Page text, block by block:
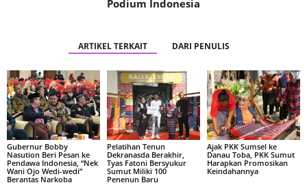
Podium Indonesia
ARTIKEL TERKAIT DARI PENULIS
Gubernur Bobby
Nasution Beri Pesan ke
Pendawa Indonesia, “Nek
Wani Ojo Wedi-wedi”
Berantas Narkoba
Pelatihan Tenun
Dekranasda Berakhir,
Tyas Fatoni Bersyukur
Sumut Miliki 100
Penenun Baru
Ajak PKK Sumsel ke
Danau Toba, PKK Sumut
Harapkan Promosikan
Keindahannya